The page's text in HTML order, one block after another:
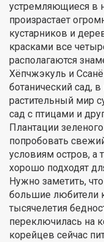
устремляющиеся в
произрастает
кустарников и
красками все
располагаются
Хёпчжэкуль и
ботанический сад,
растительный мир
сад с птицами и
Плантации
попробовать
условиям остров, а
хорошо подходят
Нужно заметить,
большие любители
тысячелетия
переключилась на
корейцев сейчас